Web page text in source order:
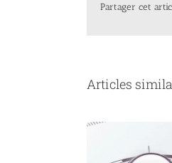
Partager cet
Articles